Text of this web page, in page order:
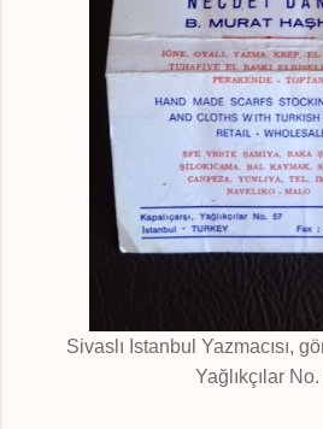
Sivaslı Istanbul Yazmacısı,
Yağlıkçılar